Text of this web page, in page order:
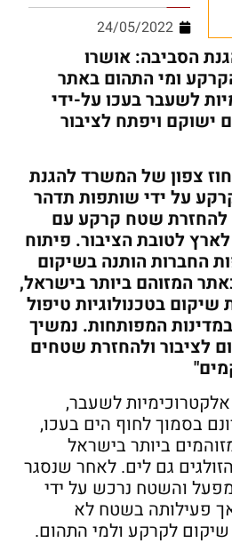
24/05/2022
הסביבה: אושרו
ומי התהום באתר
לשעבר בעכו על-ידי
ישוקם ויפתח לציבור
צפון של המשרד להגנת
על ידי שותפות תדהר
להחזרת שטח קרקע עם
לטובת הציבור. פיתוח
החברות הותנה בשיקום
המזוהם ביותר בישראל,
שיקום בטכנולוגיות טיפול
המפותחות. נמשיך
לציבור ולהחזרת שטחים
לשעבר,
על פני 250 דונם בסמוך לחוף הים בעכו,
ביותר בישראל
גם לים. לאחר שנסגר
פורק המפעל והשטח נרכש על ידי
פעילותה בשטח לא
שיקום לקרקע ולמי התהום.